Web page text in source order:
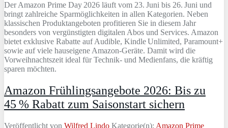
Der Amazon Prime Day 2026 läuft vom 23. Juni bis 26. Juni und
bringt zahlreiche Sparmöglichkeiten in allen Kategorien. Neben
klassischen Produktangeboten profitieren Sie in diesem Jahr
besonders von vergünstigten digitalen Abos und Services. Amazon
bietet exklusive Rabatte auf Audible, Kindle Unlimited, Paramount+
sowie auf viele hauseigene Amazon-Geräte. Damit wird die
Vorweihnachtszeit ideal für Technik- und Medienfans, die kräftig
sparen möchten.
Amazon Frühlingsangebote 2026: Bis zu
45 % Rabatt zum Saisonstart sichern
Veröffentlicht von Wilfred Lindo Kategorie(n): Amazon Prime